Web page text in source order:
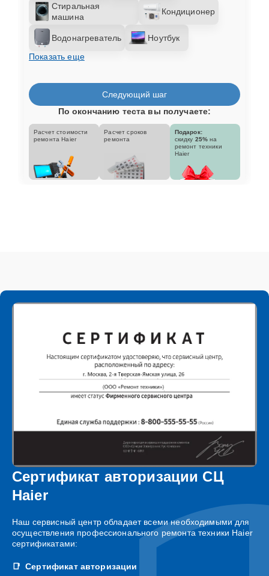
Стиральная
машина
Кондиционер
Водонагреватель
Ноутбук
Показать еще
Следующий шаг
По окончанию теста вы получаете:
Расчет стоимости
ремонта Haier
Расчет сроков
ремонта
Подарок:
скидку 25% на
ремонт техники
Haier
Сертификат авторизации СЦ
Haier
Наш сервисный центр обладает всеми необходимыми для
осуществления профессионального ремонта техники Haier
сертификатами:
Сертификат авторизации